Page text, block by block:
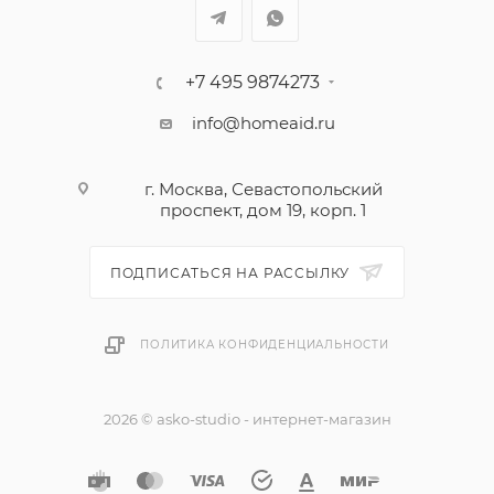
Дезинфекция 90°С
+7 495 9874273
info@homeaid.ru
г. Москва, Севастопольский
проспект, дом 19, корп. 1
ПОДПИСАТЬСЯ НА РАССЫЛКУ
ПОЛИТИКА КОНФИДЕНЦИАЛЬНОСТИ
2026 © asko-studio - интернет-магазин